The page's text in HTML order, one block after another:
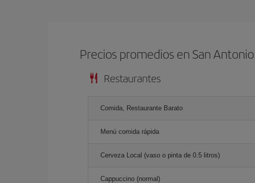
Precios promedios en San Antonio
Restaurantes
Comida, Restaurante Barato
Menú comida rápida
Cerveza Local (vaso o pinta de 0.5 litros)
Cappuccino (normal)